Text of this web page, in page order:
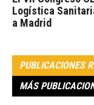
Logística
a Madrid
PUBLICACIONES
MÁS